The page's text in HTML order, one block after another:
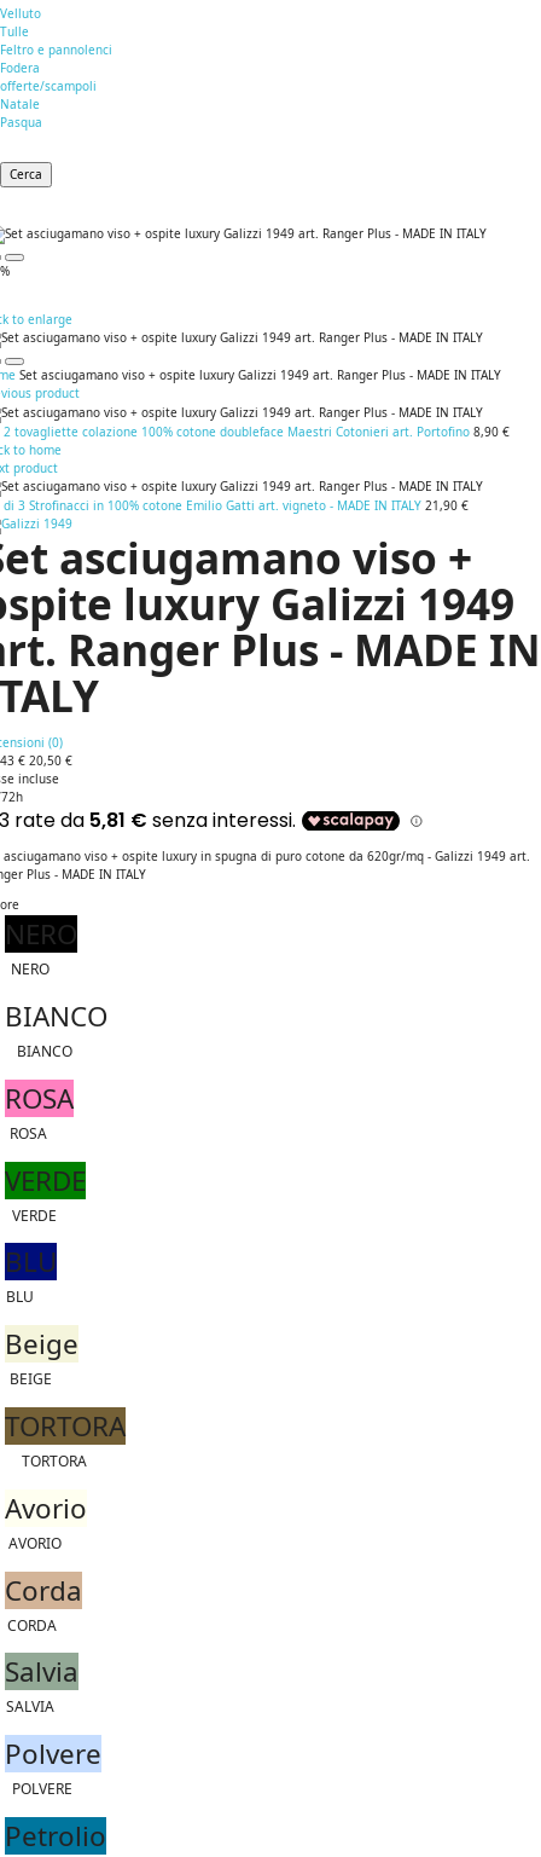
Velluto
Tulle
Feltro e pannolenci
Fodera
offerte/scampoli
Natale
Pasqua
Cerca
to enlarge
Set asciugamano viso + ospite luxury Galizzi 1949 art. Ranger Plus - MADE IN ITALY
product
2 tovagliette colazione 100% cotone doubleface Maestri Cotonieri art. Portofino 8,90 €
to home
product
di 3 Strofinacci in 100% cotone Emilio Gatti art. vigneto - MADE IN ITALY 21,90 €
asciugamano viso +
luxury Galizzi 1949
Ranger Plus - MADE IN
(0)
€ 20,50 €
incluse
asciugamano viso + ospite luxury in spugna di puro cotone da 620gr/mq - Galizzi 1949 art.
Plus - MADE IN ITALY
NERO
NERO
BIANCO
BIANCO
ROSA
ROSA
VERDE
VERDE
BLU
BLU
Beige
BEIGE
TORTORA
TORTORA
Avorio
AVORIO
Corda
CORDA
Salvia
SALVIA
Polvere
POLVERE
Petrolio